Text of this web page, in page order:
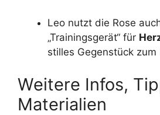
Leo nutzt die Rose
„Trainingsgerät“ für
stilles Gegenstück zum
Weitere Infos,
Materialien